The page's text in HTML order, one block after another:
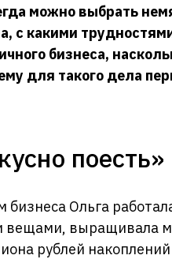
можно выбрать
с какими
бизнеса,
для такого дела
поесть»
Ольга
вещами, выращивала
рублей